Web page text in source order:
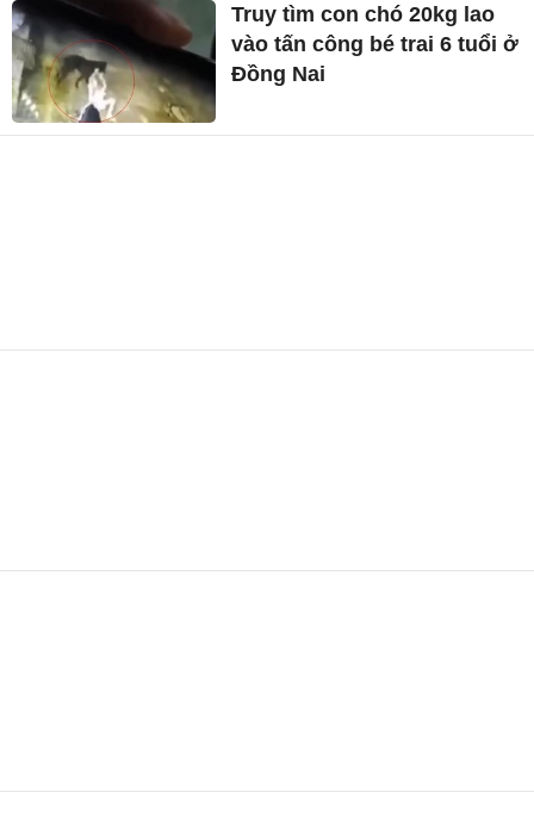
Truy tìm con chó 20kg lao
vào tấn công bé trai 6 tuổi ở
Đồng Nai